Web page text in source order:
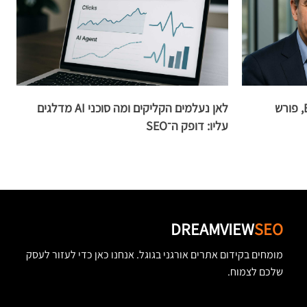
פבריס קנל, מבכירי Bing Search, פורש
לאן נעלמים הקליקים ומה סוכני AI מדלגים
עליו: דופק ה־SEO
DREAMVIEWSEO
מומחים בקידום אתרים אורגני בגוגל. אנחנו כאן כדי לעזור לעסק
שלכם לצמוח.